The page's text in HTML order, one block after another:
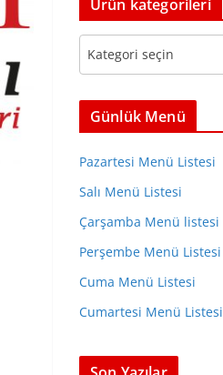
g
r
i
r
Ürün kategorileri
Kategori seçin
Günlük Menü
Pazartesi Menü Listesi
Salı Menü Listesi
Çarşamba Menü listesi
Perşembe Menü Listesi
Cuma Menü Listesi
Cumartesi Menü Listesi